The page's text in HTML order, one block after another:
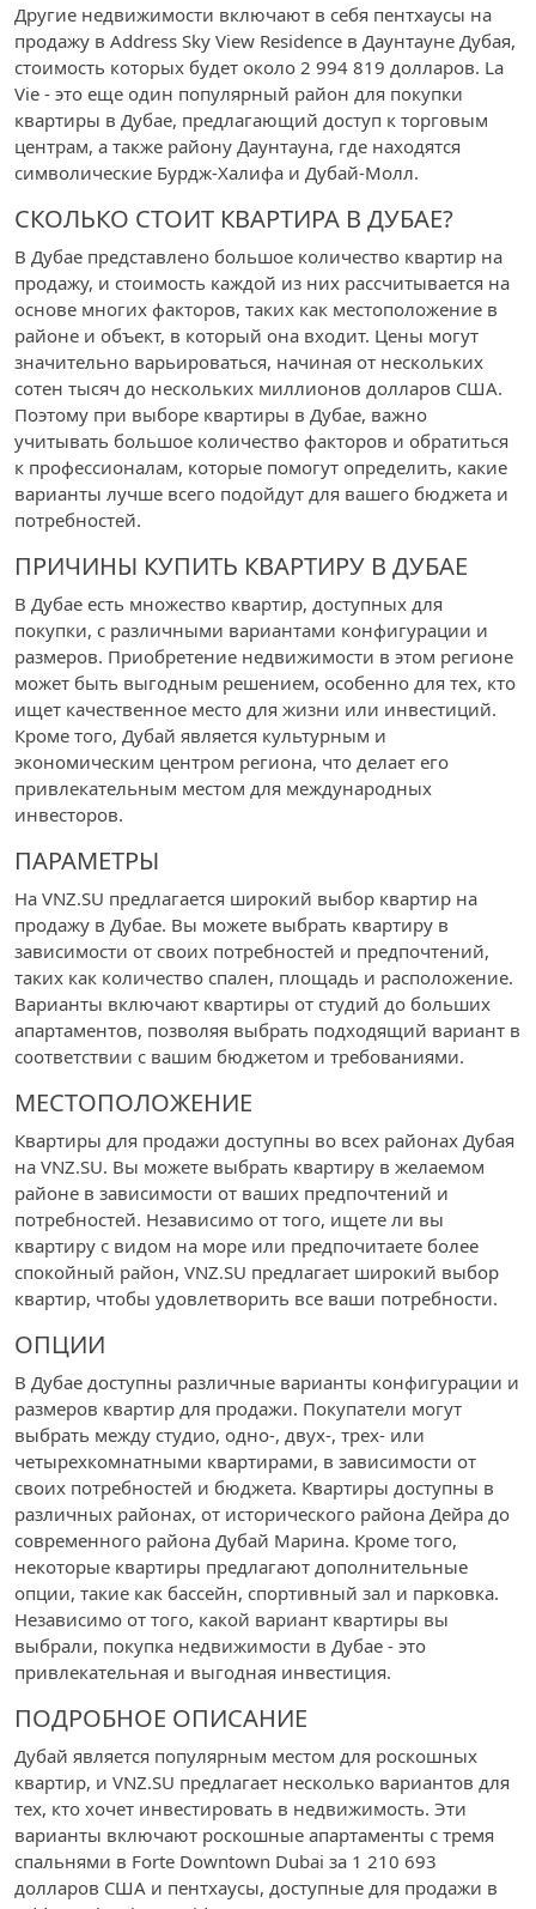
Другие недвижимости включают в себя пентхаусы на
продажу в Address Sky View Residence в Даунтауне Дубая,
стоимость которых будет около 2 994 819 долларов. La
Vie - это еще один популярный район для покупки
квартиры в Дубае, предлагающий доступ к торговым
центрам, а также району Даунтауна, где находятся
символические Бурдж-Халифа и Дубай-Молл.
СКОЛЬКО СТОИТ КВАРТИРА В ДУБАЕ?
В Дубае представлено большое количество квартир на
продажу, и стоимость каждой из них рассчитывается на
основе многих факторов, таких как местоположение в
районе и объект, в который она входит. Цены могут
значительно варьироваться, начиная от нескольких
сотен тысяч до нескольких миллионов долларов США.
Поэтому при выборе квартиры в Дубае, важно
учитывать большое количество факторов и обратиться
к профессионалам, которые помогут определить, какие
варианты лучше всего подойдут для вашего бюджета и
потребностей.
ПРИЧИНЫ КУПИТЬ КВАРТИРУ В ДУБАЕ
В Дубае есть множество квартир, доступных для
покупки, с различными вариантами конфигурации и
размеров. Приобретение недвижимости в этом регионе
может быть выгодным решением, особенно для тех, кто
ищет качественное место для жизни или инвестиций.
Кроме того, Дубай является культурным и
экономическим центром региона, что делает его
привлекательным местом для международных
инвесторов.
ПАРАМЕТРЫ
На VNZ.SU предлагается широкий выбор квартир на
продажу в Дубае. Вы можете выбрать квартиру в
зависимости от своих потребностей и предпочтений,
таких как количество спален, площадь и расположение.
Варианты включают квартиры от студий до больших
апартаментов, позволяя выбрать подходящий вариант в
соответствии с вашим бюджетом и требованиями.
МЕСТОПОЛОЖЕНИЕ
Квартиры для продажи доступны во всех районах Дубая
на VNZ.SU. Вы можете выбрать квартиру в желаемом
районе в зависимости от ваших предпочтений и
потребностей. Независимо от того, ищете ли вы
квартиру с видом на море или предпочитаете более
спокойный район, VNZ.SU предлагает широкий выбор
квартир, чтобы удовлетворить все ваши потребности.
ОПЦИИ
В Дубае доступны различные варианты конфигурации и
размеров квартир для продажи. Покупатели могут
выбрать между студио, одно-, двух-, трех- или
четырехкомнатными квартирами, в зависимости от
своих потребностей и бюджета. Квартиры доступны в
различных районах, от исторического района Дейра до
современного района Дубай Марина. Кроме того,
некоторые квартиры предлагают дополнительные
опции, такие как бассейн, спортивный зал и парковка.
Независимо от того, какой вариант квартиры вы
выбрали, покупка недвижимости в Дубае - это
привлекательная и выгодная инвестиция.
ПОДРОБНОЕ ОПИСАНИЕ
Дубай является популярным местом для роскошных
квартир, и VNZ.SU предлагает несколько вариантов для
тех, кто хочет инвестировать в недвижимость. Эти
варианты включают роскошные апартаменты с тремя
спальнями в Forte Downtown Dubai за 1 210 693
долларов США и пентхаусы, доступные для продажи в